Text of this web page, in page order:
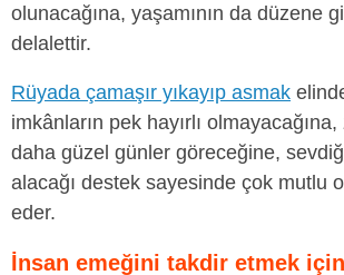
olunacağına, yaşamının da düzene
delalettir.
Rüyada çamaşır yıkayıp asmak
imkânların pek hayırlı
daha güzel günler göreceğine,
alacağı destek sayesinde çok mutlu
eder.
İnsan emeğini takdir etmek için